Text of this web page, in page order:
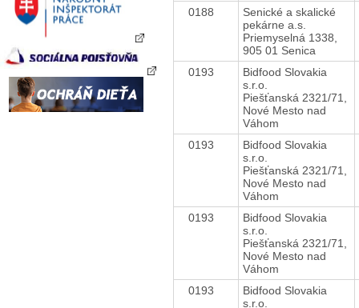
0188
Senické a skalické
pekárne a.s.
Priemyselná 1338,
905 01 Senica
0193
Bidfood Slovakia
s.r.o.
Piešťanská 2321/71,
Nové Mesto nad
Váhom
0193
Bidfood Slovakia
s.r.o.
Piešťanská 2321/71,
Nové Mesto nad
Váhom
0193
Bidfood Slovakia
s.r.o.
Piešťanská 2321/71,
Nové Mesto nad
Váhom
0193
Bidfood Slovakia
s.r.o.